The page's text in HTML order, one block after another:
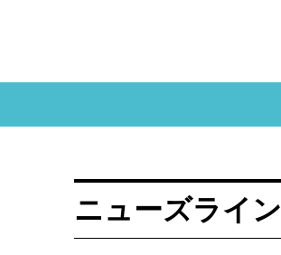
ニューズライン